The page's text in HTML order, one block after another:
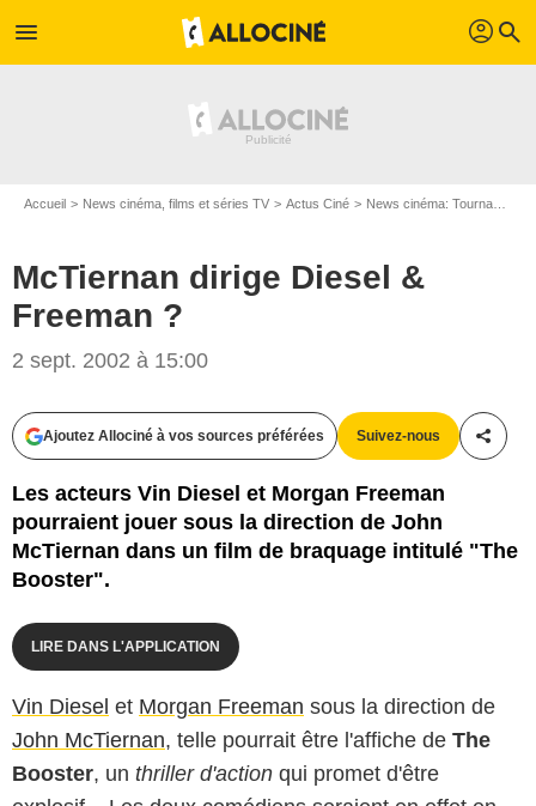
menu profil search
Accueil News cinéma, films et séries TV Actus Ciné News cinéma: Tournages
McTiernan dirige Diesel &
Freeman ?
2 sept. 2002 à 15:00
Ajoutez Allociné à vos sources préférées Suivez-nous
Les acteurs Vin Diesel et Morgan Freeman
pourraient jouer sous la direction de John
McTiernan dans un film de braquage intitulé "The
Booster".
LIRE DANS L'APPLICATION
Vin Diesel et Morgan Freeman sous la direction de
John McTiernan, telle pourrait être l'affiche de The
Booster, un thriller d'action qui promet d'être